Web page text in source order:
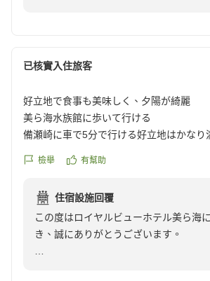
唯一良かったのはフロントスタッフの対
ッフも含め、皆さん丁寧で感じが良かっ
営とのギャップが残念でした。現場の問題
や設備投資の問題ではないかと感じます。
今回は備瀬でのシュノーケリング目的で立
美ら海水族館が目的の方や小さなお子さ
しれませんが、我が家には合いませんでし
また、おそらく表記にある「宿泊条件
も、通常料金の半額という印象とは異な
お得感はなし。
この度は貴重なご意見をお寄せいただ
うございました。
宿泊課 担当
楽しみいただけたとのこと、大変嬉し
郷土料理をはじめ、沖縄ならではの味
けたようで何よりでございます。
からの景色にもご満足いただけたとの
次回お越しの際には、ソフトドリンク
けるファミリーフリーバーや、卓球・
已核實入住旅客
好立地で食事も美味しく、夕陽が綺麗
美ら海水族館に歩いて行ける
備瀬崎に車で5分で行ける好立地はかなり
部屋からは海が見えて夕陽が綺麗だった
ほぼ貸切で楽しめると思う
残念と言うか、、
ホテルのせいとは言い難いが、敷地内の
檢舉 有幫助
住宿設施回覆
この度はロイヤルビューホテル美ら海
き、誠にありがとうございます。